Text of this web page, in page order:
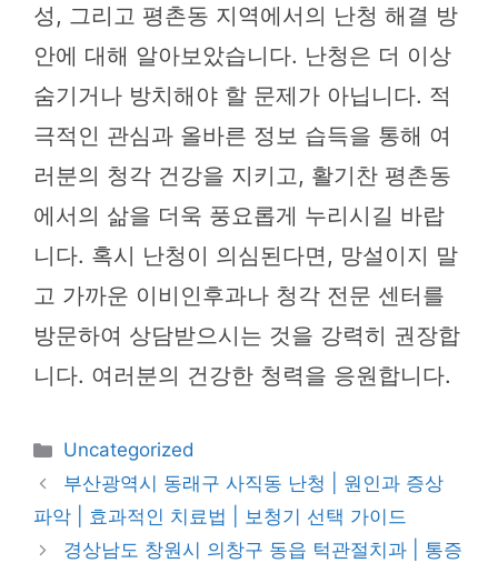
성, 그리고 평촌동 지역에서의 난청 해결 방
안에 대해 알아보았습니다. 난청은 더 이상
숨기거나 방치해야 할 문제가 아닙니다. 적
극적인 관심과 올바른 정보 습득을 통해 여
러분의 청각 건강을 지키고, 활기찬 평촌동
에서의 삶을 더욱 풍요롭게 누리시길 바랍
니다. 혹시 난청이 의심된다면, 망설이지 말
고 가까운 이비인후과나 청각 전문 센터를
방문하여 상담받으시는 것을 강력히 권장합
니다. 여러분의 건강한 청력을 응원합니다.
카
테
고
리
Uncategorized
부산광역시 동래구 사직동 난청 | 원인과 증상
파악 | 효과적인 치료법 | 보청기 선택 가이드
경상남도 창원시 의창구 동읍 턱관절치과 | 통증